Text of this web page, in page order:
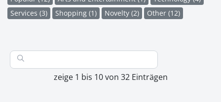
Services (3)
Shopping (1) Novelty (2) Other (12)
zeige 1 bis 10 von 32 Einträgen